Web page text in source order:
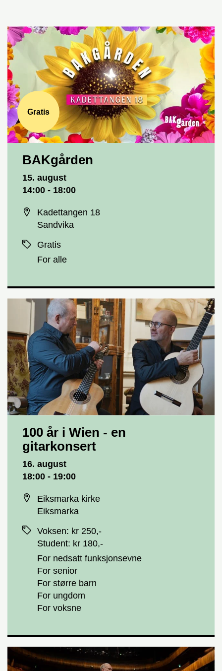
Gratis
BAKgården
15. august
14:00 - 18:00
Kadettangen 18
Sandvika
Gratis
For alle
100 år i Wien - en
gitarkonsert
16. august
18:00 - 19:00
Eiksmarka kirke
Eiksmarka
Voksen: kr 250,-
Student: kr 180,-
For nedsatt funksjonsevne
For senior
For større barn
For ungdom
For voksne